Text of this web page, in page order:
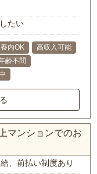
たい
内OK
高収入可能
齢不問
マンションでのお
給、前払い制度あり